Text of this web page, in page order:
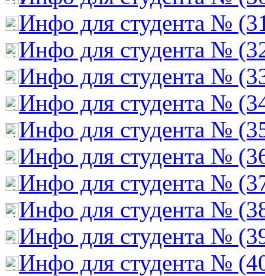
Инфо для студента №
Инфо для студента №
Инфо для студента №
Инфо для студента №
Инфо для студента №
Инфо для студента №
Инфо для студента №
Инфо для студента №
Инфо для студента №
Инфо для студента №